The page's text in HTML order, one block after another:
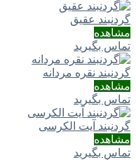
گردنبند عقیق
مشاهده
تماس بگیرید
گردنبند نقره مردانه
مشاهده
تماس بگیرید
گردنبند آیت الکرسی
مشاهده
تماس بگیرید